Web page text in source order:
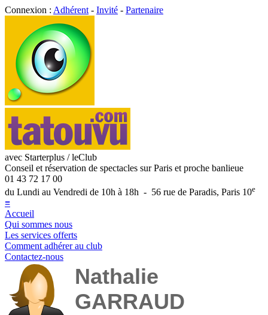
Connexion : Adhérent - Invité - Partenaire
avec Starterplus / leClub
Conseil et réservation de spectacles sur Paris et proche banlieue
01 43 72 17 00
du Lundi au Vendredi de 10h à 18h - 56 rue de Paradis, Paris 10e
≡
Accueil
Qui sommes nous
Les services offerts
Comment adhérer au club
Contactez-nous
Nathalie
GARRAUD